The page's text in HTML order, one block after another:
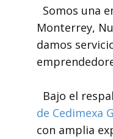
Somos una
Monterrey,
damos
Bajo el
de Cedimexa
con amplia